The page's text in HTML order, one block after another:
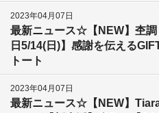
2023年04月07日
最新ニュース☆【NEW】杢
日5/14(日)】感謝を伝える
トート
2023年04月07日
最新ニュース☆【NEW】